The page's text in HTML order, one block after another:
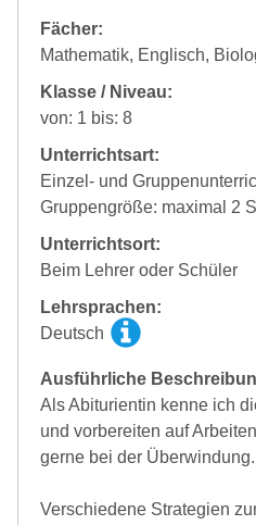
Fächer:
Mathematik, Englisch,
Klasse / Niveau:
von: 1 bis: 8
Unterrichtsart:
Einzel- und
Gruppengröße: maximal 2
Unterrichtsort:
Beim Lehrer oder Schüler
Lehrsprachen:
Deutsch
Ausführliche
Als Abiturientin kenne ich
und vorbereiten auf
gerne bei der Überwindung.
Verschiedene Strategien